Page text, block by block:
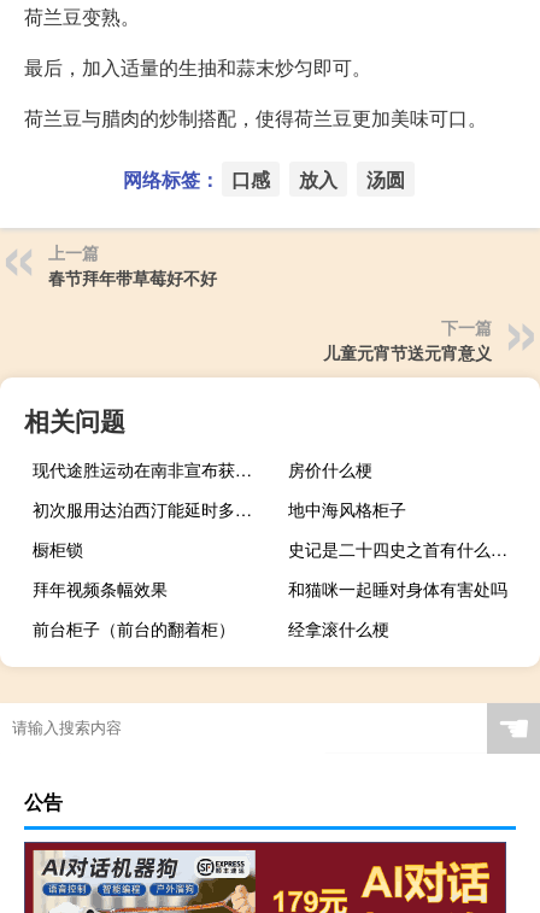
荷兰豆变熟。
最后，加入适量的生抽和蒜末炒匀即可。
荷兰豆与腊肉的炒制搭配，使得荷兰豆更加美味可口。
网络标签： 口感 放入 汤圆
上一篇
春节拜年带草莓好不好
下一篇
儿童元宵节送元宵意义
相关问题
现代途胜运动在南非宣布获得150kW的音调
房价什么梗
初次服用达泊西汀能延时多久（达泊西汀能延长多久）
地中海风格柜子
橱柜锁
史记是二十四史之首有什么价值（手机SE是什么意思）
拜年视频条幅效果
和猫咪一起睡对身体有害处吗
前台柜子（前台的翻着柜）
经拿滚什么梗
☚
公告